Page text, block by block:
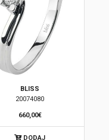
BLISS
20074080
660,00€
DODAJ